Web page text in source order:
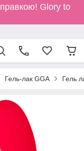
Glory to
Гель-лак GGA Гель